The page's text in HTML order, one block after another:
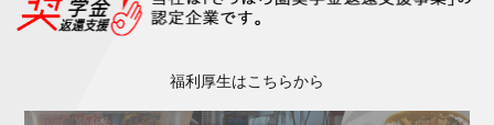
福利厚生はこちらから